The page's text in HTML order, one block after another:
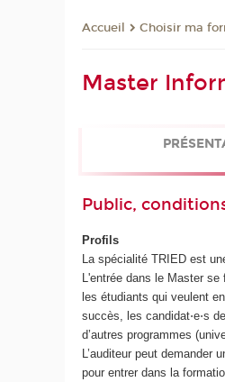
Accueil Choisir ma
Master
Public,
Profils
La spécialité TRIED est
L'entrée dans le Master
les étudiants qui veulent
succès, les candidat⋅e⋅s
d’autres programmes
L’auditeur peut demander
pour entrer dans la